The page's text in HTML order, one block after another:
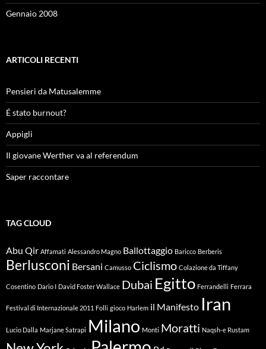
Gennaio 2008
ARTICOLI RECENTI
Pensieri da Matusalemme
É stato burnout?
Appigli
Il giovane Werther va al referendum
Saper raccontare
TAG CLOUD
Abu Qir Affamati Alessandro Magno Ballottaggio Baricco Berberis
Berlusconi Bersani Camusso Ciclismo Colazione da Tiffany
Cosentino Dario I David Foster Wallace Dubai Egitto Ferrandelli Ferrara
Festival di Internazionale 2011 Folli gioco Harlem il Manifesto Iran
Lucio Dalla Marjane Satrapi Milano Monti Moratti Naqsh-e Rustam